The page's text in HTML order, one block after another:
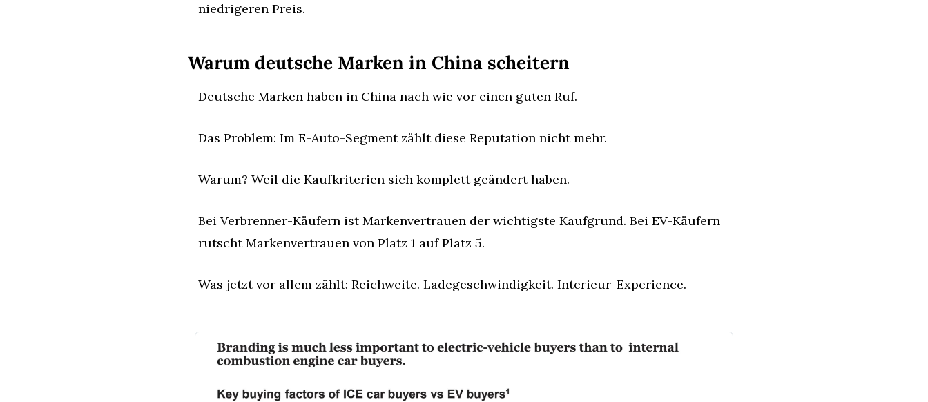
niedrigeren Preis.
Warum deutsche Marken in China scheitern
Deutsche Marken haben in China nach wie vor einen guten Ruf.
Das Problem: Im E-Auto-Segment zählt diese Reputation nicht mehr.
Warum? Weil die Kaufkriterien sich komplett geändert haben.
Bei Verbrenner-Käufern ist Markenvertrauen der wichtigste Kaufgrund. Bei EV-Käufern
rutscht Markenvertrauen von Platz 1 auf Platz 5.
Was jetzt vor allem zählt: Reichweite. Ladegeschwindigkeit. Interieur-Experience.